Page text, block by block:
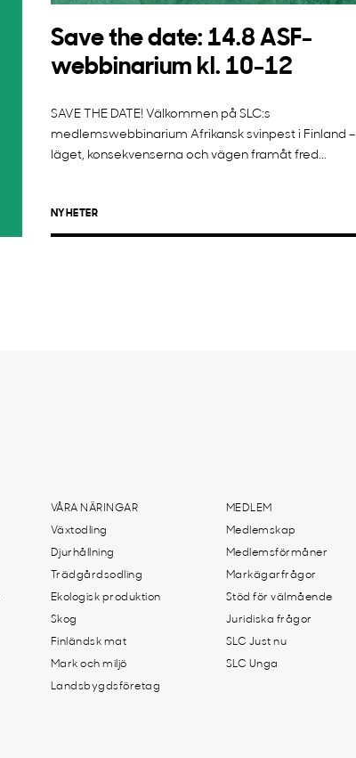
Save the date: 14.8 ASF-
webbinarium kl. 10-12
SAVE THE DATE! Välkommen på SLC:s
medlemswebbinarium Afrikansk svinpest i Finland –
läget, konsekvenserna och vägen framåt fred...
NYHETER
VÅRA NÄRINGAR
Växtodling
Djurhållning
Trädgårdsodling
Ekologisk produktion
Skog
Finländsk mat
Mark och miljö
Landsbygdsföretag
MEDLEM
Medlemskap
Medlemsförmåner
Markägarfrågor
Stöd för välmående
Juridiska frågor
SLC Just nu
SLC Unga